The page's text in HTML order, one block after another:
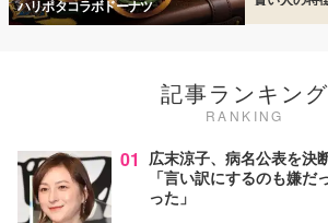
ハリポタコラボドーナツ
記事ランキング
RANKING
01 広末涼子、病名公表を決
「言い訳にするのも嫌
った」